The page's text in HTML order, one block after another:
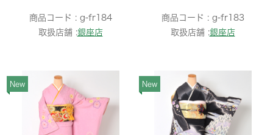
商品コード : g-fr184
取扱店舗 :銀座店
商品コード : g-fr183
取扱店舗 :銀座店
New New